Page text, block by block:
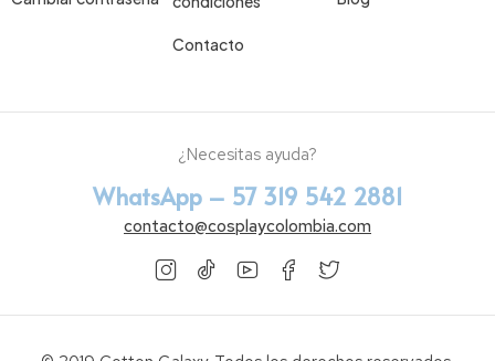
Contacto
¿Necesitas ayuda?
WhatsApp – 57 319 542 2881
contacto@cosplaycolombia.com